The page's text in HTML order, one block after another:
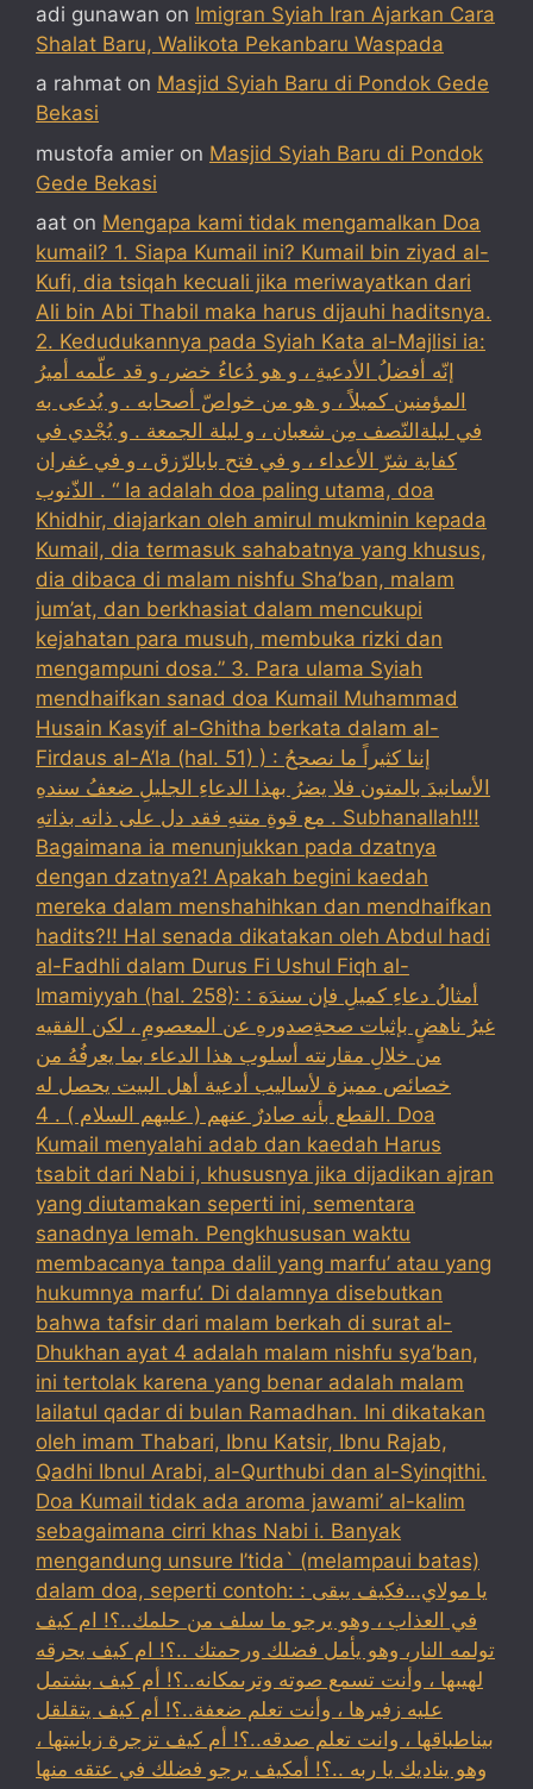
adi gunawan on Imigran Syiah Iran Ajarkan Cara
Shalat Baru, Walikota Pekanbaru Waspada
a rahmat on Masjid Syiah Baru di Pondok Gede
Bekasi
mustofa amier on Masjid Syiah Baru di Pondok
Gede Bekasi
aat on Mengapa kami tidak mengamalkan Doa
kumail? 1. Siapa Kumail ini? Kumail bin ziyad al-
Kufi, dia tsiqah kecuali jika meriwayatkan dari
Ali bin Abi Thabil maka harus dijauhi haditsnya.
2. Kedudukannya pada Syiah Kata al-Majlisi ia:
إنّه أفضلُ الأدعيةِ ، و هو دُعاءُ خضر، و قد علّمه أميرُ
المؤمنين كميلاً ، و هو من خواصّ أصحابه . و يُدعى به
في ليلةالنّصف مِن شعبان ، و ليلة الجمعة . و يُجْدي في
كفاية شرّ الأعداء ، و في فتح بابالرّزق ، و في غفران
الذّنوب . “ Ia adalah doa paling utama, doa
Khidhir, diajarkan oleh amirul mukminin kepada
Kumail, dia termasuk sahabatnya yang khusus,
dia dibaca di malam nishfu Sha’ban, malam
jum’at, dan berkhasiat dalam mencukupi
kejahatan para musuh, membuka rizki dan
mengampuni dosa.” 3. Para ulama Syiah
mendhaifkan sanad doa Kumail Muhammad
Husain Kasyif al-Ghitha berkata dalam al-
Firdaus al-A’la (hal. 51) ) : إننا كثيراً ما نصححُ
الأسانيدَ بالمتون فلا يضرُ بهذا الدعاءِ الجليلِ ضعفُ سندهِ
مع قوةِ متنهِ فقد دل على ذاته بذاتهِ . Subhanallah!!!
Bagaimana ia menunjukkan pada dzatnya
dengan dzatnya?! Apakah begini kaedah
mereka dalam menshahihkan dan mendhaifkan
hadits?!! Hal senada dikatakan oleh Abdul hadi
al-Fadhli dalam Durus Fi Ushul Fiqh al-
Imamiyyah (hal. 258): : أمثالُ دعاءِ كميلِ فإن سندَهَ
غيرُ ناهضٍ بإثبات صحةِصدورهِ عن المعصومِ ، لكن الفقيه
من خلالِ مقارنته أسلوب هذا الدعاء بما يعرفُهُ من
خصائص مميزة لأساليب أدعية أهل البيت يحصل له
القطع بأنه صادرٌ عنهم ( عليهم السلام ) . 4. Doa
Kumail menyalahi adab dan kaedah Harus
tsabit dari Nabi i, khususnya jika dijadikan ajran
yang diutamakan seperti ini, sementara
sanadnya lemah. Pengkhususan waktu
membacanya tanpa dalil yang marfu’ atau yang
hukumnya marfu’. Di dalamnya disebutkan
bahwa tafsir dari malam berkah di surat al-
Dhukhan ayat 4 adalah malam nishfu sya’ban,
ini tertolak karena yang benar adalah malam
lailatul qadar di bulan Ramadhan. Ini dikatakan
oleh imam Thabari, Ibnu Katsir, Ibnu Rajab,
Qadhi Ibnul Arabi, al-Qurthubi dan al-Syinqithi.
Doa Kumail tidak ada aroma jawami’ al-kalim
sebagaimana cirri khas Nabi i. Banyak
mengandung unsure I’tida` (melampaui batas)
dalam doa, seperti contoh: : يا مولاي…فكيف يبقى
في العذاب ، وهو يرجو ما سلف من حلمك..؟! ام كيف
تولمه النار، وهو يأمل فضلك ورحمتك ..؟! ام كيف يحرقه
لهيبها ، وأنت تسمع صوته وترىمكانه..؟! أم كيف بشتمل
عليه زفيرها ، وأنت تعلم ضعفة..؟! أم كيف يتقلقل
بيناطباقها ، وانت تعلم صدقه..؟! أم كيف تزجرة زبانيتها ،
وهو يناديك يا ربه ..؟! أمكيف يرجو فضلك في عتقه منها